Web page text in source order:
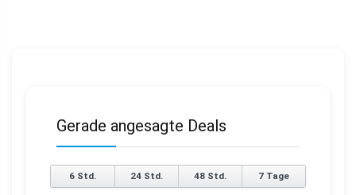
Gerade angesagte Deals
6 Std. 24 Std. 48 Std. 7 Tage